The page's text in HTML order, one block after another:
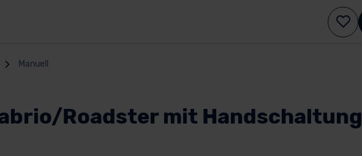
Manuell
Roadster mit Handschaltung